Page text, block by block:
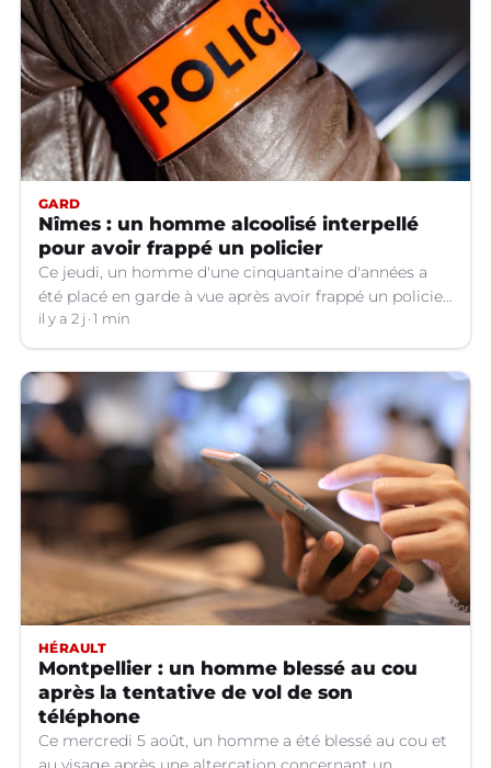
GARD
Nîmes : un homme alcoolisé interpellé
pour avoir frappé un policier
Ce jeudi, un homme d'une cinquantaine d'années a
été placé en garde à vue après avoir frappé un policier
hors service à Nîmes (Gard).
il y a 2 j 1 min
HÉRAULT
Montpellier : un homme blessé au cou
après la tentative de vol de son
téléphone
Ce mercredi 5 août, un homme a été blessé au cou et